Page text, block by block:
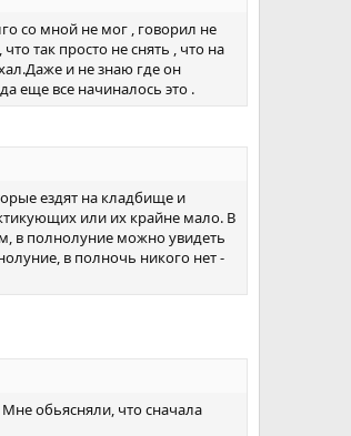
со мной не мог , говорил не
так просто не снять , что на
и не знаю где он
еще все начиналось это .
ездят на кладбище и
или их крайне мало. В
в полнолуние можно увидеть
в полночь никого нет -
обьясняли, что сначала